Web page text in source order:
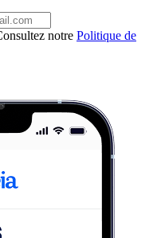
notre Politique de